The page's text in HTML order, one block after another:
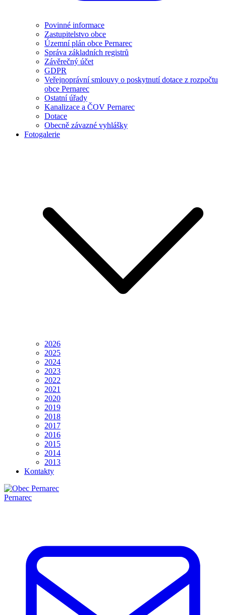
Povinné informace
Zastupitelstvo obce
Územní plán obce Pernarec
Správa základních registrů
Závěrečný účet
GDPR
Veřejnoprávní smlouvy o poskytnutí dotace z rozpočtu
obce Pernarec
Ostatní úřady
Kanalizace a ČOV Pernarec
Dotace
Obecně závazné vyhlášky
Fotogalerie
2026
2025
2024
2023
2022
2021
2020
2019
2018
2017
2016
2015
2014
2013
Kontakty
Pernarec